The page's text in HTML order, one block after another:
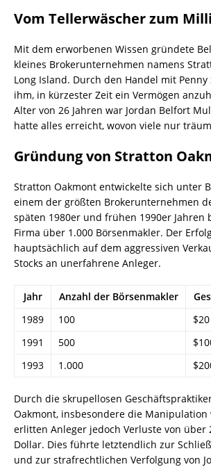
Vom Tellerwäscher zum
Mit dem erworbenen Wissen gründete
kleines Brokerunternehmen namens
Long Island. Durch den Handel mit Penny
ihm, in kürzester Zeit ein Vermögen
Alter von 26 Jahren war Jordan Belfort
hatte alles erreicht, wovon viele nur
Gründung von Stratton
Stratton Oakmont entwickelte sich unter
einem der größten Brokerunternehmen
späten 1980er und frühen 1990er Jahren
Firma über 1.000 Börsenmakler. Der
hauptsächlich auf dem aggressiven
Stocks an unerfahrene Anleger.
Jahr Anzahl der Börsenmakler
1989
100
1991
500
1993
1.000
Durch die skrupellosen
Oakmont, insbesondere die Manipulation
erlitten Anleger jedoch Verluste von über
Dollar. Dies führte letztendlich zur
und zur strafrechtlichen Verfolgung von